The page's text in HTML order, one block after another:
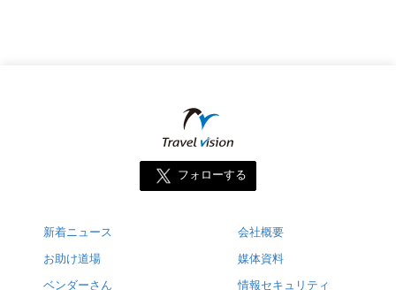
フォローする
新着ニュース
お助け道場
ベンダーさん
会社概要
媒体資料
情報セキュリティ